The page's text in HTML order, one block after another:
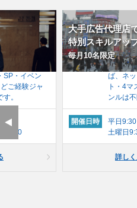
での方で、広
経験（営業経
作経験）を有
経験があれ
SP・イベン
ご経験ジャ
。
17:30
大手広告代理店
特別スキルアッ
毎月10名限定
対象者
24歳～
告業界で
験or企
する方
※広告業
ば、ネ
ト・4マ
ンルは不
開催日時
平日
土曜日
詳し